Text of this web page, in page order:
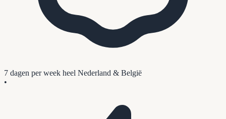
7 dagen per week heel Nederland & België
•